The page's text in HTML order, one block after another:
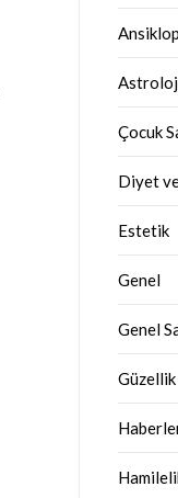
Çocuk
Diyet
Estetik
Genel
Genel
Güzellik